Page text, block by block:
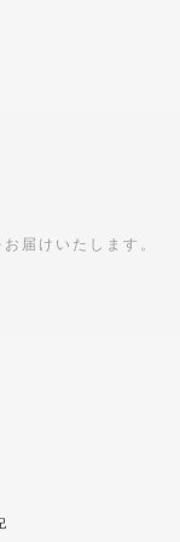
届けいたします。